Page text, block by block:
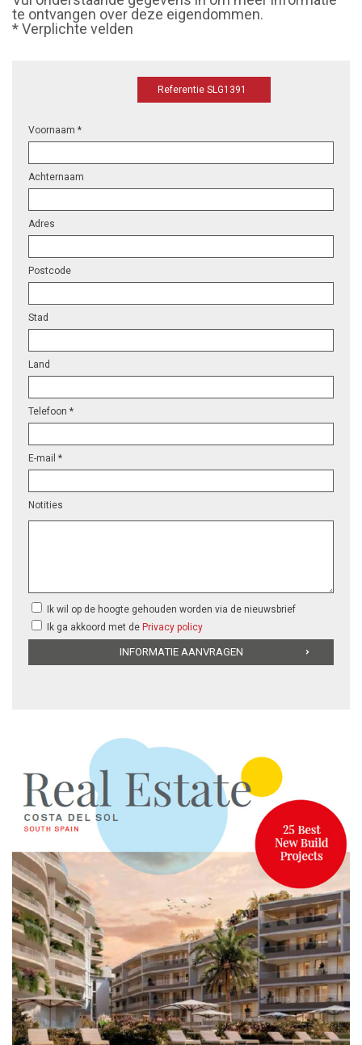
te ontvangen over deze eigendommen.
* Verplichte velden
Referentie SLG1391
Voornaam *
Achternaam
Adres
Postcode
Stad
Land
Telefoon *
E-mail *
Notities
Ik wil op de hoogte gehouden worden via de nieuwsbrief
Ik ga akkoord met de Privacy policy